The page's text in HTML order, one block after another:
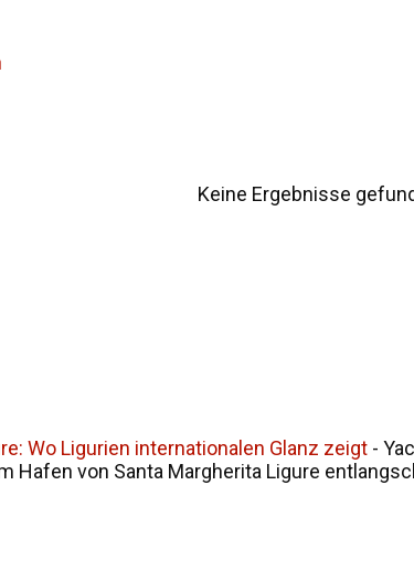
Keine Ergebnisse
Wo Ligurien internationalen Glanz zeigt -
Hafen von Santa Margherita Ligure